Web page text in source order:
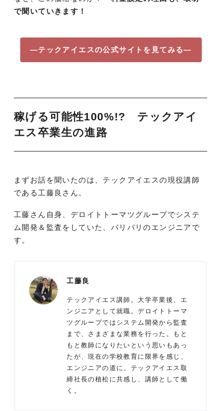
で聞いていきます！
—テックアイエスの公式サイトを見てみる—
稼げる可能性100%!? テックアイ
エス卒業生の進路
まずお話を聞いたのは、テックアイエスの現役講師
である工藤良さん。
工藤さん自身、デロイトトーマツグループでシステ
ム開発＆監査をしていた、バリバリのエンジニアで
す。
工藤良
テックアイエス講師。大学卒業後、エ
ンジニアとして就職。デロイトトーマ
ツグループではシステム開発から監査
まで、さまざまな業務を行った。もと
もと教師になりたいという思いもあっ
たが、現在の学校教育に限界を感じ、
エンジニアの道に。テックアイエス取
締社長の植松に共感し、講師として働
く。